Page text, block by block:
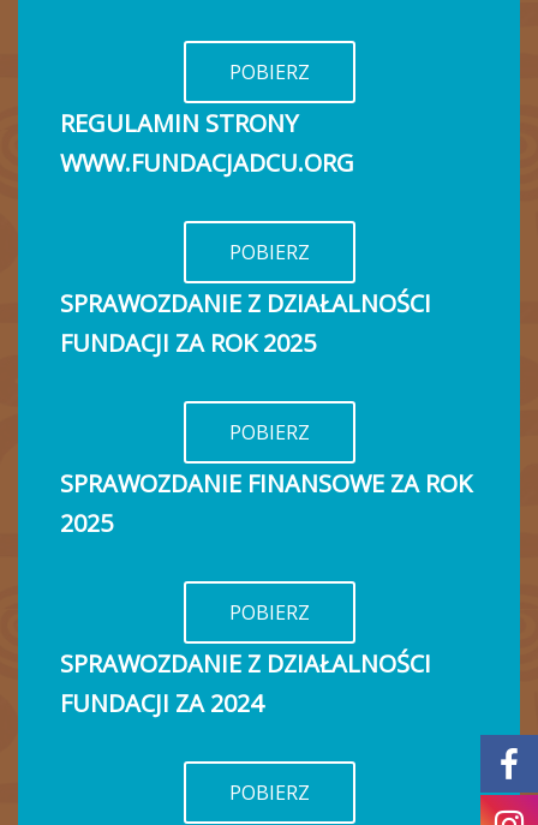
POBIERZ
REGULAMIN STRONY
WWW.FUNDACJADCU.ORG
POBIERZ
SPRAWOZDANIE Z DZIAŁALNOŚCI
FUNDACJI ZA ROK 2025
POBIERZ
SPRAWOZDANIE FINANSOWE ZA ROK
2025
POBIERZ
SPRAWOZDANIE Z DZIAŁALNOŚCI
FUNDACJI ZA 2024
POBIERZ